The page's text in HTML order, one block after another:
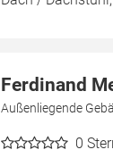
Ferdinand
Außenliegende
0